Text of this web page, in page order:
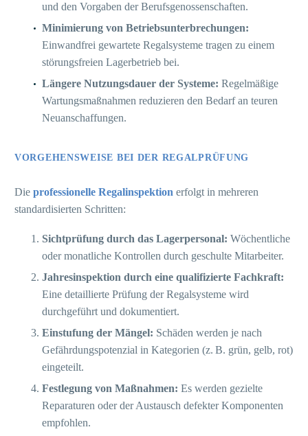
und den Vorgaben der Berufsgenossenschaften.
Minimierung von Betriebsunterbrechungen:
Einwandfrei gewartete Regalsysteme tragen zu einem
störungsfreien Lagerbetrieb bei.
Längere Nutzungsdauer der Systeme: Regelmäßige
Wartungsmaßnahmen reduzieren den Bedarf an teuren
Neuanschaffungen.
VORGEHENSWEISE BEI DER REGALPRÜFUNG
Die professionelle Regalinspektion erfolgt in mehreren
standardisierten Schritten:
Sichtprüfung durch das Lagerpersonal: Wöchentliche
oder monatliche Kontrollen durch geschulte Mitarbeiter.
Jahresinspektion durch eine qualifizierte Fachkraft:
Eine detaillierte Prüfung der Regalsysteme wird
durchgeführt und dokumentiert.
Einstufung der Mängel: Schäden werden je nach
Gefährdungspotenzial in Kategorien (z. B. grün, gelb, rot)
eingeteilt.
Festlegung von Maßnahmen: Es werden gezielte
Reparaturen oder der Austausch defekter Komponenten
empfohlen.